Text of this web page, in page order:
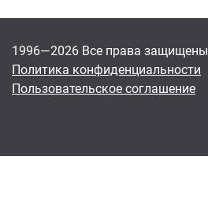
1996—2026 Все права защищены
Политика конфиденциальности
Пользовательское соглашение